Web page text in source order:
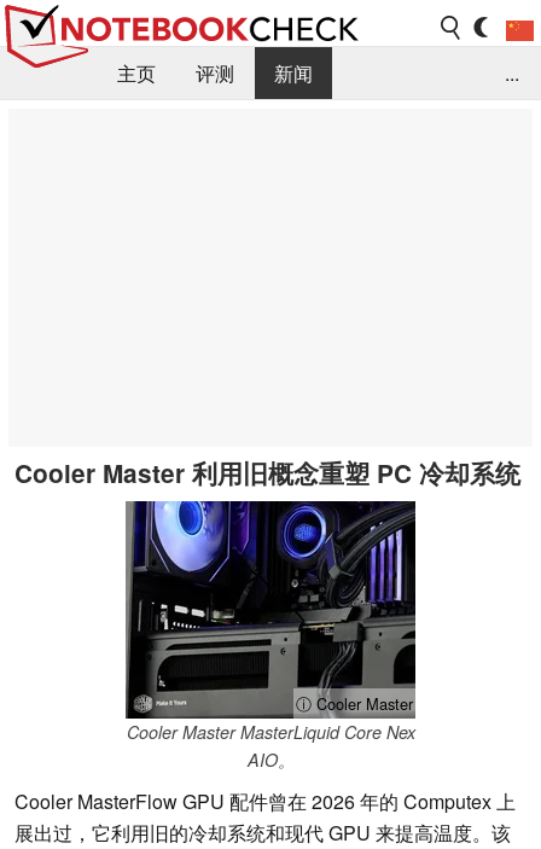
主页 评测
新闻
...
Cooler Master 利用旧概念重塑 PC 冷却系统
ⓘ Cooler Master
Cooler Master MasterLiquid Core Nex
AIO。
Cooler MasterFlow GPU 配件曾在 2026 年的 Computex 上
展出过，它利用旧的冷却系统和现代 GPU 来提高温度。该